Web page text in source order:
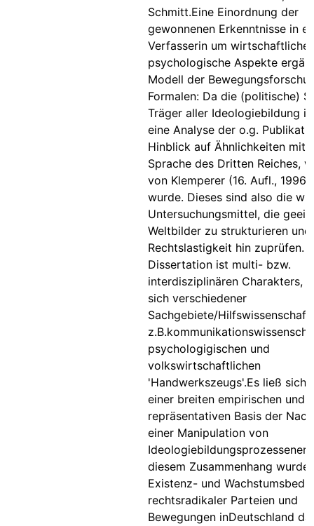
Schmitt.Eine Einordnung der
gewonnenen Erkenntnisse in
Verfasserin um wirtschaftliche
psychologische Aspekte
Modell der
Formalen: Da die (politische)
Träger aller Ideologiebildung
eine Analyse der o.g.
Hinblick auf Ähnlichkeiten mit
Sprache des Dritten Reiches,
von Klemperer (16. Aufl.,
wurde. Dieses sind also die
Untersuchungsmittel, die
Weltbilder zu strukturieren
Rechtslastigkeit hin zuprüfen.
Dissertation ist multi- bzw.
interdisziplinären Charakters,
sich verschiedener
Sachgebiete/
psychologigischen und
volkswirtschaftlichen
'Handwerkszeugs'.Es ließ sich
einer breiten empirischen und
repräsentativen Basis der
einer Manipulation von
diesem Zusammenhang
Existenz- und
rechtsradikaler Parteien und
Bewegungen inDeutschland